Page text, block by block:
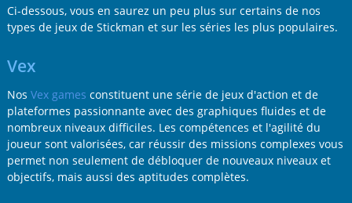
Ci-dessous, vous en saurez un peu plus sur certains de nos
types de jeux de Stickman et sur les séries les plus populaires.
Vex
Nos Vex games constituent une série de jeux d'action et de
plateformes passionnante avec des graphiques fluides et de
nombreux niveaux difficiles. Les compétences et l'agilité du
joueur sont valorisées, car réussir des missions complexes vous
permet non seulement de débloquer de nouveaux niveaux et
objectifs, mais aussi des aptitudes complètes.